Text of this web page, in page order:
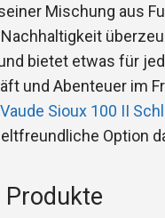
Mischung aus
bietet etwas für
und Abenteuer im
Vaude Sioux 100 II
Option